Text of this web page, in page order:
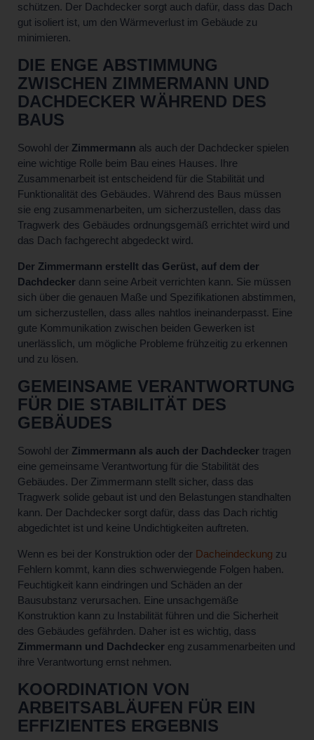
schützen. Der Dachdecker sorgt auch dafür, dass das Dach
gut isoliert ist, um den Wärmeverlust im Gebäude zu
minimieren.
DIE ENGE ABSTIMMUNG
ZWISCHEN ZIMMERMANN UND
DACHDECKER WÄHREND DES
BAUS
Sowohl der Zimmermann als auch der Dachdecker spielen
eine wichtige Rolle beim Bau eines Hauses. Ihre
Zusammenarbeit ist entscheidend für die Stabilität und
Funktionalität des Gebäudes. Während des Baus müssen
sie eng zusammenarbeiten, um sicherzustellen, dass das
Tragwerk des Gebäudes ordnungsgemäß errichtet wird und
das Dach fachgerecht abgedeckt wird.
Der Zimmermann erstellt das Gerüst, auf dem der
Dachdecker dann seine Arbeit verrichten kann. Sie müssen
sich über die genauen Maße und Spezifikationen abstimmen,
um sicherzustellen, dass alles nahtlos ineinanderpasst. Eine
gute Kommunikation zwischen beiden Gewerken ist
unerlässlich, um mögliche Probleme frühzeitig zu erkennen
und zu lösen.
GEMEINSAME VERANTWORTUNG
FÜR DIE STABILITÄT DES
GEBÄUDES
Sowohl der Zimmermann als auch der Dachdecker tragen
eine gemeinsame Verantwortung für die Stabilität des
Gebäudes. Der Zimmermann stellt sicher, dass das
Tragwerk solide gebaut ist und den Belastungen standhalten
kann. Der Dachdecker sorgt dafür, dass das Dach richtig
abgedichtet ist und keine Undichtigkeiten auftreten.
Wenn es bei der Konstruktion oder der Dacheindeckung zu
Fehlern kommt, kann dies schwerwiegende Folgen haben.
Feuchtigkeit kann eindringen und Schäden an der
Bausubstanz verursachen. Eine unsachgemäße
Konstruktion kann zu Instabilität führen und die Sicherheit
des Gebäudes gefährden. Daher ist es wichtig, dass
Zimmermann und Dachdecker eng zusammenarbeiten und
ihre Verantwortung ernst nehmen.
KOORDINATION VON
ARBEITSABLÄUFEN FÜR EIN
EFFIZIENTES ERGEBNIS